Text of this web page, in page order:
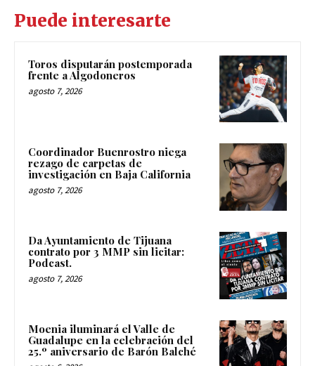
Puede interesarte
Toros disputarán postemporada
frente a Algodoneros
agosto 7, 2026
Coordinador Buenrostro niega
rezago de carpetas de
investigación en Baja California
agosto 7, 2026
Da Ayuntamiento de Tijuana
contrato por 3 MMP sin licitar:
Podcast.
agosto 7, 2026
Moenia iluminará el Valle de
Guadalupe en la celebración del
25.º aniversario de Barón Balché